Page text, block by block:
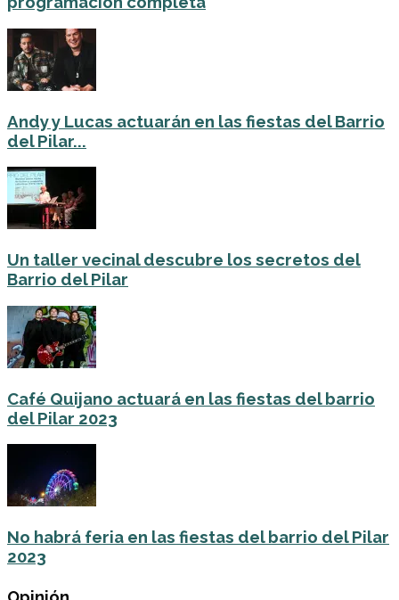
Andy y Lucas actuarán en las fiestas del Barrio
del Pilar...
Un taller vecinal descubre los secretos del
Barrio del Pilar
Café Quijano actuará en las fiestas del barrio
del Pilar 2023
No habrá feria en las fiestas del barrio del Pilar
2023